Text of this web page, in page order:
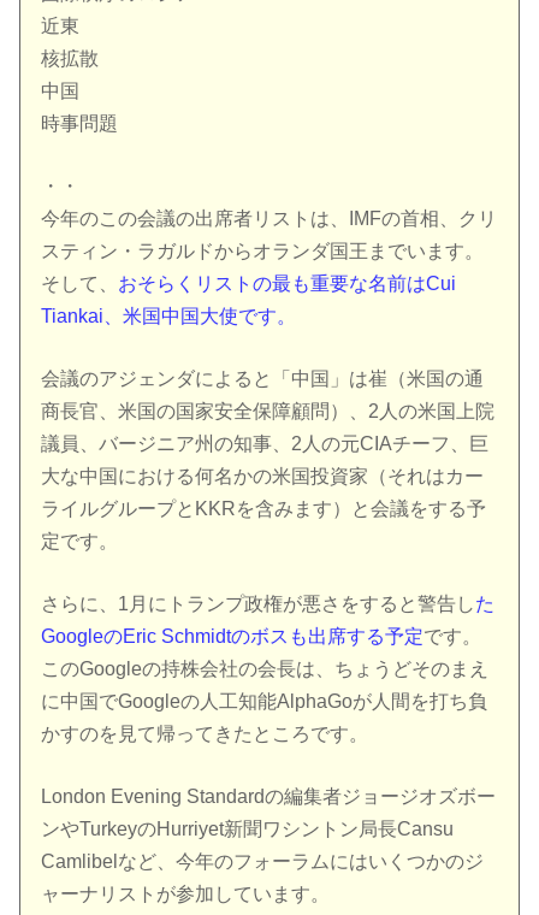
近東
核拡散
中国
時事問題
・・
今年のこの会議の出席者リストは、IMFの首相、クリ
スティン・ラガルドからオランダ国王までいます。
そして、 おそらくリストの最も重要な名前はCui
Tiankai、米国中国大使です。
会議のアジェンダによると「中国」は崔（米国の通
商長官、米国の国家安全保障顧問）、2人の米国上院
議員、バージニア州の知事、2人の元CIAチーフ、巨
大な中国における何名かの米国投資家（それはカー
ライルグループとKKRを含みます）と会議をする予
定です。
さらに、1月にトランプ政権が悪さをすると警告した
GoogleのEric Sc​​hmidtのボスも出席する予定です。
このGoogleの持株会社の会長は、ちょうどそのまえ
に中国でGoogleの人工知能AlphaGoが人間を打ち負
かすのを見て帰ってきたところです。
London Evening Standardの編集者ジョージオズボー
ンやTurkeyのHurriyet新聞ワシントン局長Cansu
Camlibelなど、今年のフォーラムにはいくつかのジ
ャーナリストが参加しています。